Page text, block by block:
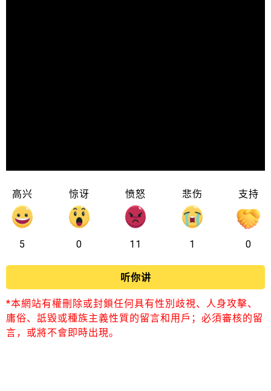
高兴
5
惊讶
0
愤怒
11
悲伤
1
支持
0
听你讲
*本網站有權刪除或封鎖任何具有性別歧視、人身攻擊、
庸俗、詆毀或種族主義性質的留言和用戶；必須審核的留
言，或將不會即時出現。